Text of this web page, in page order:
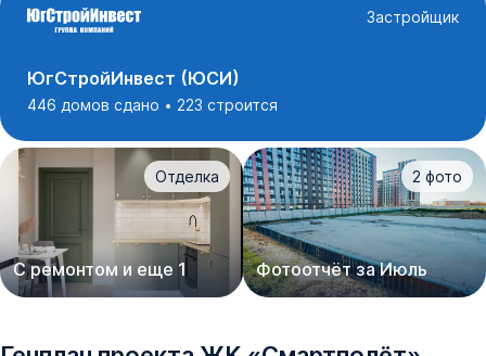
Застройщик
ЮгСтройИнвест (ЮСИ)
446 домов сдано 223 строится
Отделка
С ремонтом и еще 1
2 фото
Фотоотчёт за Июль